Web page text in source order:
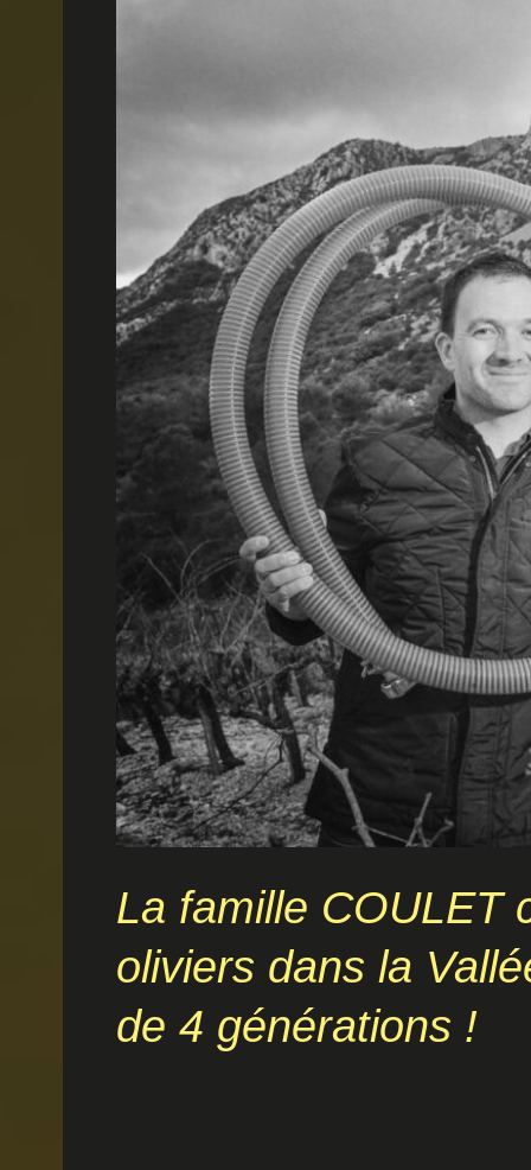
La famille COULET
oliviers dans la
de 4 générations !